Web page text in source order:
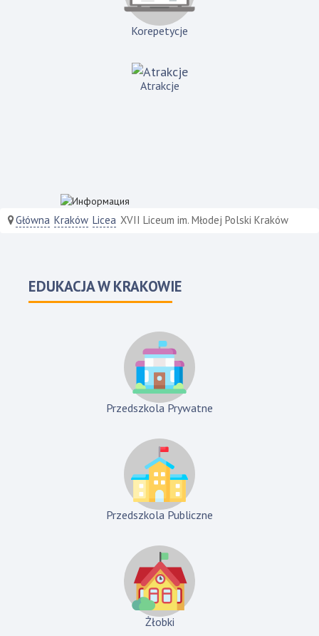
Korepetycje
Atrakcje
Główna Kraków Licea XVII Liceum im. Młodej Polski Kraków
EDUKACJA W KRAKOWIE
Przedszkola Prywatne
Przedszkola Publiczne
Żłobki